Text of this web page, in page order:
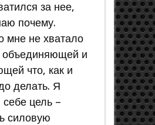
за нее,
почему.
мне не хватало
объединяющей и
что, как и
делать. Я
себе цель –
силовую